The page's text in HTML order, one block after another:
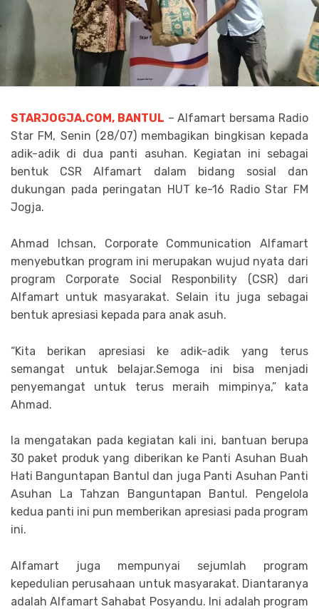
STARJOGJA.COM, BANTUL – Alfamart bersama Radio
Star FM, Senin (28/07) membagikan bingkisan kepada
adik-adik di dua panti asuhan. Kegiatan ini sebagai
bentuk CSR Alfamart dalam bidang sosial dan
dukungan pada peringatan HUT ke-16 Radio Star FM
Jogja.
Ahmad Ichsan, Corporate Communication Alfamart
menyebutkan program ini merupakan wujud nyata dari
program Corporate Social Responbility (CSR) dari
Alfamart untuk masyarakat. Selain itu juga sebagai
bentuk apresiasi kepada para anak asuh.
“Kita berikan apresiasi ke adik-adik yang terus
semangat untuk belajar.Semoga ini bisa menjadi
penyemangat untuk terus meraih mimpinya,” kata
Ahmad.
Ia mengatakan pada kegiatan kali ini, bantuan berupa
30 paket produk yang diberikan ke Panti Asuhan Buah
Hati Banguntapan Bantul dan juga Panti Asuhan Panti
Asuhan La Tahzan Banguntapan Bantul. Pengelola
kedua panti ini pun memberikan apresiasi pada program
ini.
Alfamart juga mempunyai sejumlah program
kepedulian perusahaan untuk masyarakat. Diantaranya
adalah Alfamart Sahabat Posyandu. Ini adalah program